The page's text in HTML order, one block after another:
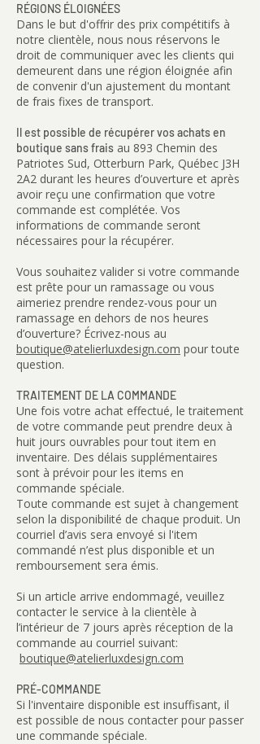
RÉGIONS ÉLOIGNÉES
Dans le but d'offrir des prix compétitifs à
notre clientèle, nous nous réservons le
droit de communiquer avec les clients qui
demeurent dans une région éloignée afin
de convenir d'un ajustement du montant
de frais fixes de transport.
Il est possible de récupérer vos achats en
boutique sans frais au 893 Chemin des
Patriotes Sud, Otterburn Park, Québec J3H
2A2 durant les heures d’ouverture et après
avoir reçu une confirmation que votre
commande est complétée. Vos
informations de commande seront
nécessaires pour la récupérer.
Vous souhaitez valider si votre commande
est prête pour un ramassage ou vous
aimeriez prendre rendez-vous pour un
ramassage en dehors de nos heures
d’ouverture? Écrivez-nous au
boutique@atelierluxdesign.com pour toute
question.
TRAITEMENT DE LA COMMANDE
Une fois votre achat effectué, le traitement
de votre commande peut prendre deux à
huit jours ouvrables pour tout item en
inventaire. Des délais supplémentaires
sont à prévoir pour les items en
commande spéciale.
Toute commande est sujet à changement
selon la disponibilité de chaque produit. Un
courriel d’avis sera envoyé si l'item
commandé n’est plus disponible et un
remboursement sera émis.
Si un article arrive endommagé, veuillez
contacter le service à la clientèle à
l’intérieur de 7 jours après réception de la
commande au courriel suivant:
boutique@atelierluxdesign.com
PRÉ-COMMANDE
Si l'inventaire disponible est insuffisant, il
est possible de nous contacter pour passer
une commande spéciale.